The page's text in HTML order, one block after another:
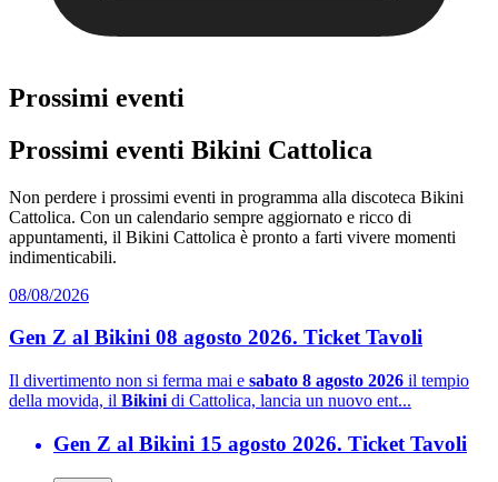
Prossimi eventi
Prossimi eventi Bikini Cattolica
Non perdere i prossimi eventi in programma alla discoteca Bikini
Cattolica. Con un calendario sempre aggiornato e ricco di
appuntamenti, il Bikini Cattolica è pronto a farti vivere momenti
indimenticabili.
08/08/2026
Gen Z al Bikini 08 agosto 2026. Ticket Tavoli
Il divertimento non si ferma mai e sabato 8 agosto 2026 il tempio
della movida, il Bikini di Cattolica, lancia un nuovo ent...
Gen Z al Bikini 15 agosto 2026. Ticket Tavoli